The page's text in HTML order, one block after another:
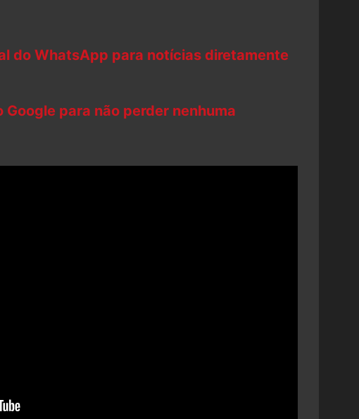
do WhatsApp para notícias diretamente
Google para não perder nenhuma